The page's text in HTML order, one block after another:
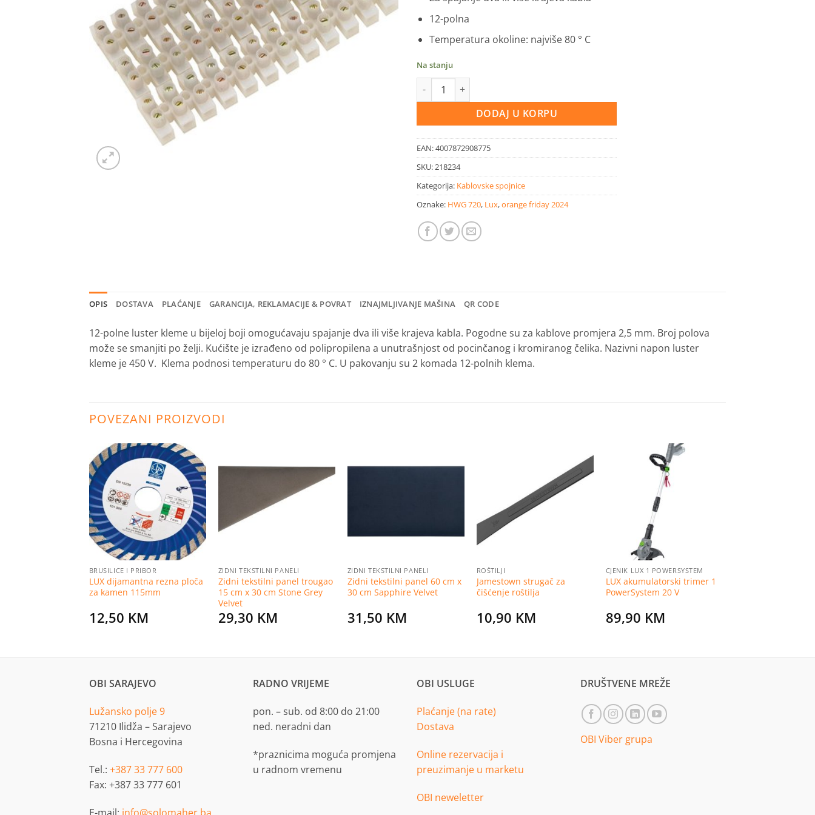
12-polna
Temperatura okoline: najviše 80 ° C
Na stanju
LUX Luster kleme 2,5 mm bijele 2 kom. količina
DODAJ U KORPU
EAN:4007872908775
SKU:218234
Kategorija: Kablovske spojnice
Oznake: HWG 720, Lux,orange friday 2024
OPIS DOSTAVA PLAĆANJE GARANCIJA, REKLAMACIJE & POVRAT IZNAJMLJIVANJE MAŠINA QR CODE
12-polne luster kleme u bijeloj boji omogućavaju spajanje dva ili više krajeva kabla. Pogodne su za kablove promjera 2,5 mm. Broj polova
može se smanjiti po želji. Kućište je izrađeno od polipropilena a unutrašnjost od pocinčanog i kromiranog čelika. Nazivni napon luster
kleme je 450 V. Klema podnosi temperaturu do 80 ° C. U pakovanju su 2 komada 12-polnih klema.
POVEZANI PROIZVODI
Dodaj
na
listu
želja
BRUSILICE I PRIBOR
LUX dijamantna rezna ploča
za kamen 115mm
12,50 KM
Dodaj
na
ZIDNI TEKSTILNI PANELI
Zidni tekstilni panel trougao
15 cm x 30 cm Stone Grey
Velvet
29,30 KM
ZIDNI TEKSTILNI PANELI
Zidni tekstilni panel 60 cm x
30 cm Sapphire Velvet
31,50 KM
Dodaj
na
ROŠTILJI
Jamestown strugač za
čišćenje roštilja
10,90 KM
CJENIK LUX 1 POWERSYSTEM
LUX akumulatorski trimer 1
PowerSystem 20 V
89,90 KM
OBI SARAJEVO
Lužansko polje 9
71210 Ilidža – Sarajevo
Bosna i Hercegovina
Tel.: +387 33 777 600
Fax: +387 33 777 601
E-mail: info@solomaher.ba
RADNO VRIJEME
pon. – sub. od 8:00 do 21:00
ned. neradni dan
*praznicima moguća promjena
u radnom vremenu
OBI USLUGE
Plaćanje (na rate)
Dostava
Online rezervacija i
preuzimanje u marketu
OBI neweletter
DRUŠTVENE MREŽE
OBI Viber grupa